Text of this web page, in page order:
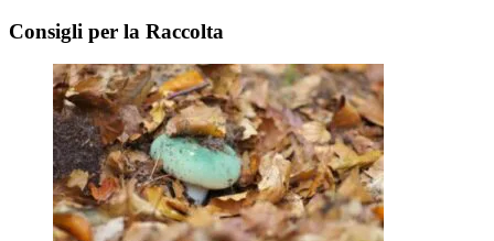
Consigli per la Raccolta